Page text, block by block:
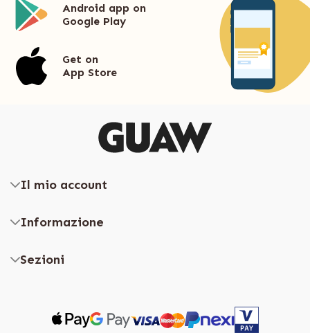
Android app on
Google Play
Get on
App Store
Il mio account
Informazione
Sezioni